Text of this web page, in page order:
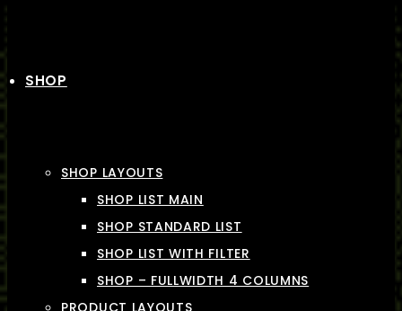
SHOP
SHOP LAYOUTS
SHOP LIST MAIN
SHOP STANDARD LIST
SHOP LIST WITH FILTER
SHOP – FULLWIDTH 4 COLUMNS
PRODUCT LAYOUTS